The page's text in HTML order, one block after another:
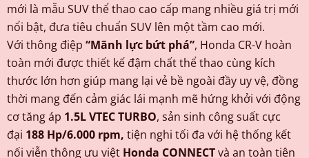
mới là mẫu SUV thể thao cao cấp mang nhiều giá trị mới
nổi bật, đưa tiêu chuẩn SUV lên một tầm cao mới.
Với thông điệp “Mãnh lực bứt phá”, Honda CR-V hoàn
toàn mới được thiết kế đậm chất thể thao cùng kích
thước lớn hơn giúp mang lại vẻ bề ngoài đầy uy vệ, đồng
thời mang đến cảm giác lái mạnh mẽ hứng khởi với động
cơ tăng áp 1.5L VTEC TURBO, sản sinh công suất cực
đại 188 Hp/6.000 rpm, tiện nghi tối đa với hệ thống kết
nối viễn thông ưu việt Honda CONNECTvà an toàn tiên